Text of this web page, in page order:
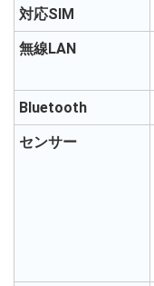
対応SIM
無線LAN
Bluetooth
センサー